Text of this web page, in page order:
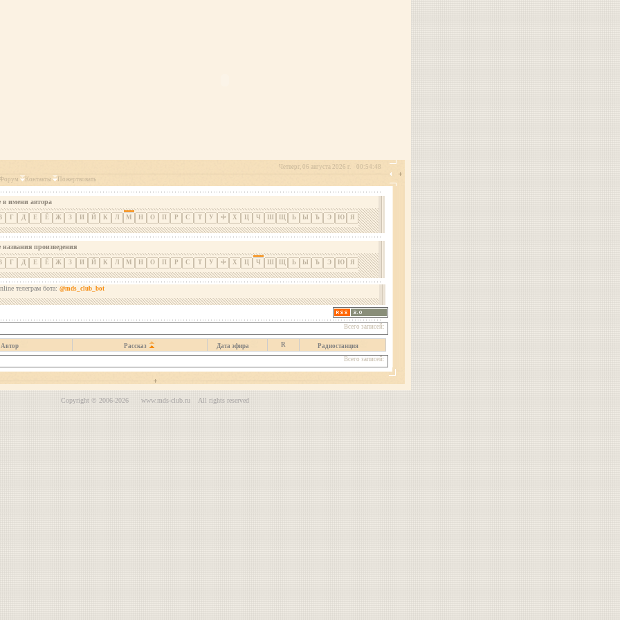
00:54:48
Четверг, 06 августа 2026 г.
Форум
Контакты Пожертвовать
в имени автора
Г Д Е Ё Ж З И Й К Л М Н О П Р С Т У Ф Х Ц Ч Ш Щ Ь Ы Ъ Э Ю Я
произведения
Г Д Е Ё Ж З И Й К Л М Н О П Р С Т У Ф Х Ц Ч Ш Щ Ь Ы Ъ Э Ю Я
телеграм бота: @mds_club_bot
Всего записей:
Автор Рассказ Дата эфира R
Радиостанция
Всего записей:
Copyright © 2006-2026 www.mds-club.ru All rights reserved